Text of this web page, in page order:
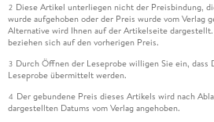
2 Diese Artikel unterliegen nicht der Preisbindung,
wurde aufgehoben oder der Preis wurde vom Verlag
Alternative wird Ihnen auf der Artikelseite dargestellt.
beziehen sich auf den vorherigen Preis.
3 Durch Öffnen der Leseprobe willigen Sie ein, dass
Leseprobe übermittelt werden.
4 Der gebundene Preis dieses Artikels wird nach
dargestellten Datums vom Verlag angehoben.